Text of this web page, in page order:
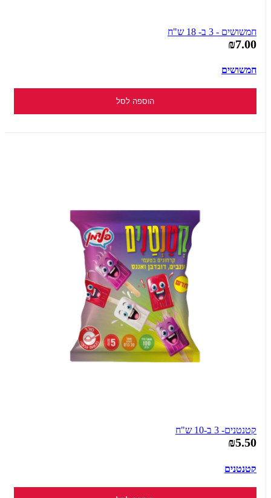
חמשושים - 3 ב- 18 ש"ח
₪7.00
חמשושים
הוספה לסל
קטנטנים- 3 ב-10 ש"ח
₪5.50
קטנטנים